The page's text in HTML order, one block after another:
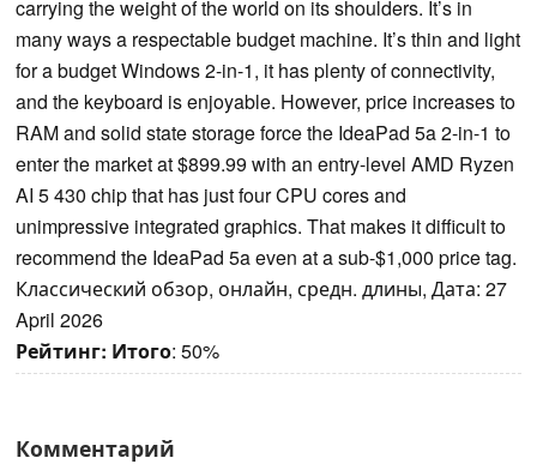
carrying the weight of the world on its shoulders. It’s in
many ways a respectable budget machine. It’s thin and light
for a budget Windows 2-in-1, it has plenty of connectivity,
and the keyboard is enjoyable. However, price increases to
RAM and solid state storage force the IdeaPad 5a 2-in-1 to
enter the market at $899.99 with an entry-level AMD Ryzen
AI 5 430 chip that has just four CPU cores and
unimpressive integrated graphics. That makes it difficult to
recommend the IdeaPad 5a even at a sub-$1,000 price tag.
Классический обзор, онлайн, средн. длины, Дата: 27
April 2026
Рейтинг: Итого: 50%
Комментарий